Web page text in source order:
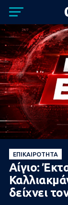
ΕΠΙΚΑΙΡΌΤΗΤΑ
Αίγιο:
δείχνει